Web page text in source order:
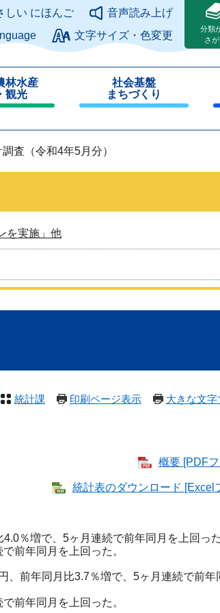
このページの本文へ
しい にほんご
音声読み上げ
文字サイズ・色変更
分類
さ
林水産
観光
社会基盤
まちづくり
じ
る
査（令和4年5月分）
を実施」他
統計課 印刷ページ表示 大きな文
概要 [PDF
統計表のダウンロード [Excel
％増で、5ヶ月連続で前年同月を上回った
前年同月を上回った。
前年同月比3.7％増で、5ヶ月連続で前年
前年同月を上回った。